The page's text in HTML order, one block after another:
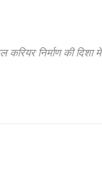
निर्माण की दिशा में